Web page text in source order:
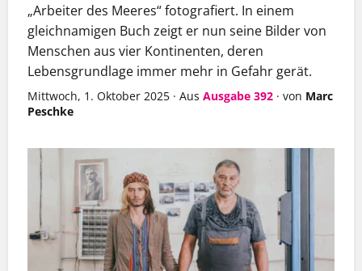
„Arbeiter des Meeres“ fotografiert. In einem
gleichnamigen Buch zeigt er nun seine Bilder von
Menschen aus vier Kontinenten, deren
Lebensgrundlage immer mehr in Gefahr gerät.
Mittwoch, 1. Oktober 2025 · Aus Ausgabe 392 · von Marc
Peschke